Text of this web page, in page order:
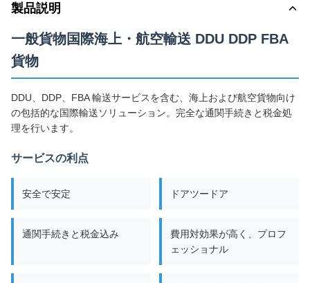
製品説明
一般貨物国際海上・航空輸送 DDU DDP FBA
貨物
DDU、DDP、FBA 輸送サービスを含む、海上および航空貨物向け
の包括的な国際輸送ソリューション。完全な通関手続きと税金処
理を行います。
サービスの利点
安全で安定 ドアツードア
通関手続きと税金込み
費用対効果が高く、プロフ
ェッショナル